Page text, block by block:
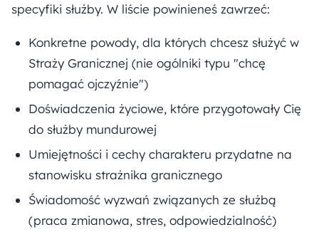
specyfiki służby. W liście powinieneś zawrzeć:
Konkretne powody, dla których chcesz służyć w
Straży Granicznej (nie ogólniki typu "chcę
pomagać ojczyźnie")
Doświadczenia życiowe, które przygotowały Cię
do służby mundurowej
Umiejętności i cechy charakteru przydatne na
stanowisku strażnika granicznego
Świadomość wyzwań związanych ze służbą
(praca zmianowa, stres, odpowiedzialność)